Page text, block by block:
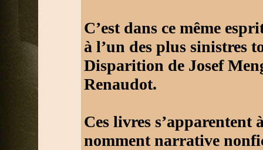
C’est dans ce même
à l’un des plus sinistres
Disparition de Josef
Renaudot.
Ces livres s’apparentent
nomment narrative